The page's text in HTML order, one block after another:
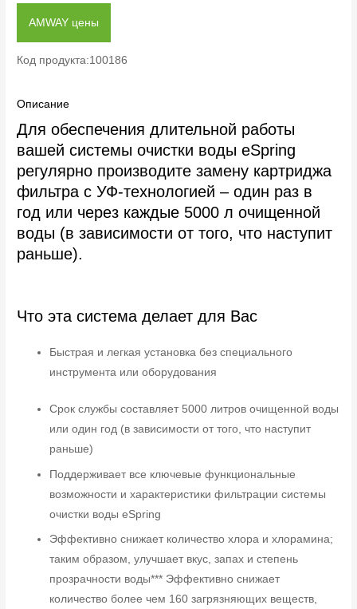
AMWAY цены
Код продукта:100186
Описание
Для обеспечения длительной работы
вашей системы очистки воды eSpring
регулярно производите замену картриджа
фильтра с УФ-технологией – один раз в
год или через каждые 5000 л очищенной
воды (в зависимости от того, что наступит
раньше).
Что эта система делает для Вас
Быстрая и легкая установка без специального
инструмента или оборудования
Срок службы составляет 5000 литров очищенной воды
или один год (в зависимости от того, что наступит
раньше)
Поддерживает все ключевые функциональные
возможности и характеристики фильтрации системы
очистки воды eSpring
Эффективно снижает количество хлора и хлорамина;
таким образом, улучшает вкус, запах и степень
прозрачности воды*** Эффективно снижает
количество более чем 160 загрязняющих веществ,